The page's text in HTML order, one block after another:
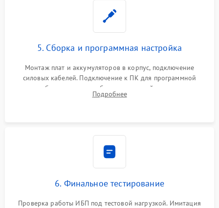
5. Сборка и программная настройка
Монтаж плат и аккумуляторов в корпус, подключение
силовых кабелей. Подключение к ПК для программной
калибровки констант батареи, настройки порогов
срабатывания AVR и сброса счетчиков старения АКБ.
Подробнее
6. Финальное тестирование
Проверка работы ИБП под тестовой нагрузкой. Имитация